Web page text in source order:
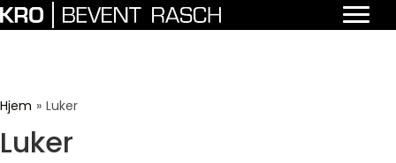
Hjem » Luker
Luker